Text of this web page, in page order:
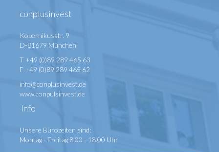
conplusinvest
Kopernikusstr. 9
D-81679 München
T +49 (0)89 289 465 63
F +49 (0)89 289 465 62
info@conplusinvest.de
www.conpulsinvest.de
Info
Unsere Bürozeiten sind:
Montag - Freitag 8.00 - 18.00 Uhr